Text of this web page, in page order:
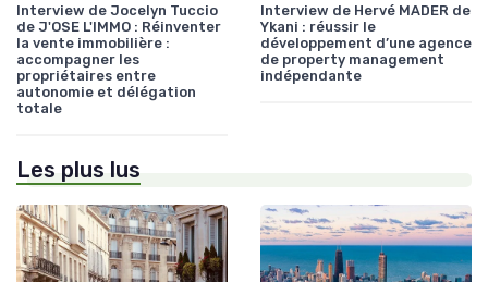
Interview de Jocelyn Tuccio
de J'OSE L'IMMO : Réinventer
la vente immobilière :
accompagner les
propriétaires entre
autonomie et délégation
totale
Interview de Hervé MADER de
Ykani : réussir le
développement d’une agence
de property management
indépendante
Les plus lus